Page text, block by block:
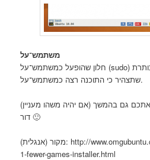
משתמש־על
חלון שהופעל כמשתמש־על (sudo) יקבל תוספת נחמדה לכותרת
שתצהיר כי התוכנה רצה כמשתמש־על.
דור 🙂
מקור (אנגלית): http://www.omgubuntu.co.uk/2009/12/lucid-alpha-
1-fewer-games-installer.html